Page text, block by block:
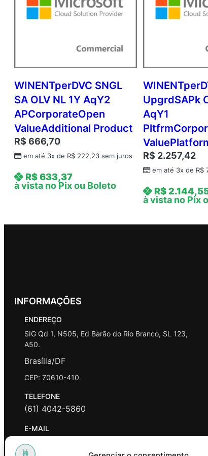
WINENTperDVC SNGL
SA OLV NL 1Y AqY2
APCorporateOpen
ValueAdditional Product
R$ 666,70
em até 3x de R$ 222,23 sem juros
R$633,37
à vista no Pix ou Boleto
UpgrdSAPk
AqY1
R$ 2.257,42
em até 3x de R$
R$
à vista no Pix
INFORMAÇÕES
ENDEREÇO
SIG Qd 1, N505, Ed Barão do Rio Branco, SL 123,
A50.
Brasília/DF
CEP: 70610-410
TELEFONE
(61) 4042-5860
E-MAIL
contato@promasters.net.br